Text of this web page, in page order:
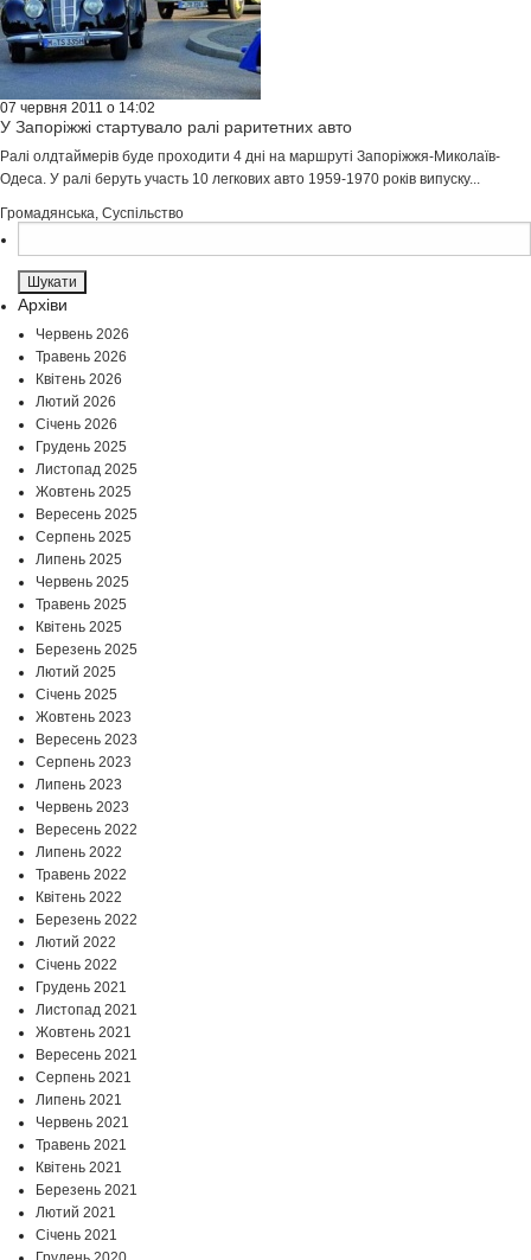
07 червня 2011 о 14:02
У Запоріжжі стартувало ралі раритетних авто
Ралі олдтаймерів буде проходити 4 дні на маршруті Запоріжжя-Миколаїв-
Одеса. У ралі беруть участь 10 легкових авто 1959-1970 років випуску...
Громадянська, Суспільство
Архіви
Червень 2026
Травень 2026
Квітень 2026
Лютий 2026
Січень 2026
Грудень 2025
Листопад 2025
Жовтень 2025
Вересень 2025
Серпень 2025
Липень 2025
Червень 2025
Травень 2025
Квітень 2025
Березень 2025
Лютий 2025
Січень 2025
Жовтень 2023
Вересень 2023
Серпень 2023
Липень 2023
Червень 2023
Вересень 2022
Липень 2022
Травень 2022
Квітень 2022
Березень 2022
Лютий 2022
Січень 2022
Грудень 2021
Листопад 2021
Жовтень 2021
Вересень 2021
Серпень 2021
Липень 2021
Червень 2021
Травень 2021
Квітень 2021
Березень 2021
Лютий 2021
Січень 2021